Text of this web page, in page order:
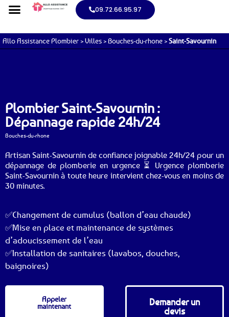
09.72.66.95.97
Allo Assistance Plombier >Villes >Bouches-du-rhone >Saint-Savournin
Plombier Saint-Savournin :
Dépannage rapide 24h/24
Bouches-du-rhone
Artisan Saint-Savournin de confiance joignable 24h/24 pour un
dépannage de plomberie en urgence ⏳ Urgence plomberie
Saint-Savournin à toute heure intervient chez-vous en moins de
30 minutes.
✅Changement de cumulus (ballon d’eau chaude)
✅Mise en place et maintenance de systèmes
d’adoucissement de l’eau
✅Installation de sanitaires (lavabos, douches,
baignoires)
Appeler
maintenant
Demander un
devis